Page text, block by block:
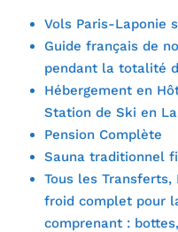
Vols Paris-Laponie
Guide français de
pendant la totalité
Hébergement en
Station de Ski en
Pension Complète
Sauna traditionnel
Tous les
froid complet pour
comprenant :